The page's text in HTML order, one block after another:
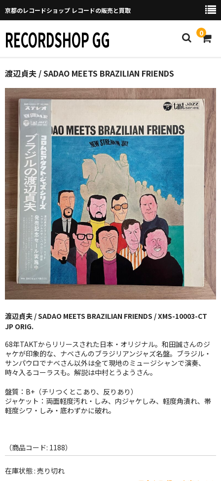
京都のレコードショップ レコードの販売と買取
RECORDSHOP GG 0
Home
マイページ
GGについて
買取について
取り置きなどについて
Categories
New Arrivals
新譜
GG RECORD （当店のレーベル）
全商品
JAZZ-US
BLUE NOTE
JAZZ-EU
JAZZ-JP
JAZZ-VOCAL
ROCK
WORLD
その他
渡辺貞夫 / SADAO MEETS BRAZILIAN FRIENDS
渡辺貞夫 / SADAO MEETS BRAZILIAN FRIENDS / XMS-10003-CT
JP ORIG.
68年TAKTからリリースされた日本・オリジナル。和田誠さんのジ
ャケが印象的な、ナベさんのブラジリアンジャズ名盤。ブラジル・
サンパウロでナベさん以外は全て現地のミュージシャンで演奏、
時々入るコーラスも。解説は中村とうようさん。
盤質：B+（チリつくとこあり、反りあり）
ジャケット：両面軽度汚れ・しみ、内ジャケしみ、軽度角潰れ、帯
軽度シワ・しみ・底わずかに破れ。
（商品コード: 1188）
在庫状態 : 売り切れ